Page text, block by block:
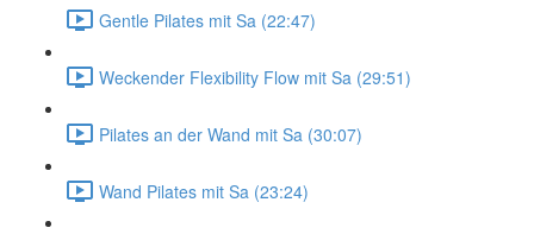
Gentle Pilates mit Sa (22:47)
Weckender Flexibility Flow mit Sa (29:51)
Pilates an der Wand mit Sa (30:07)
Wand Pilates mit Sa (23:24)